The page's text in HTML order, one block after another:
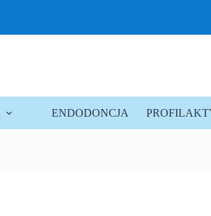
ENDODONCJA